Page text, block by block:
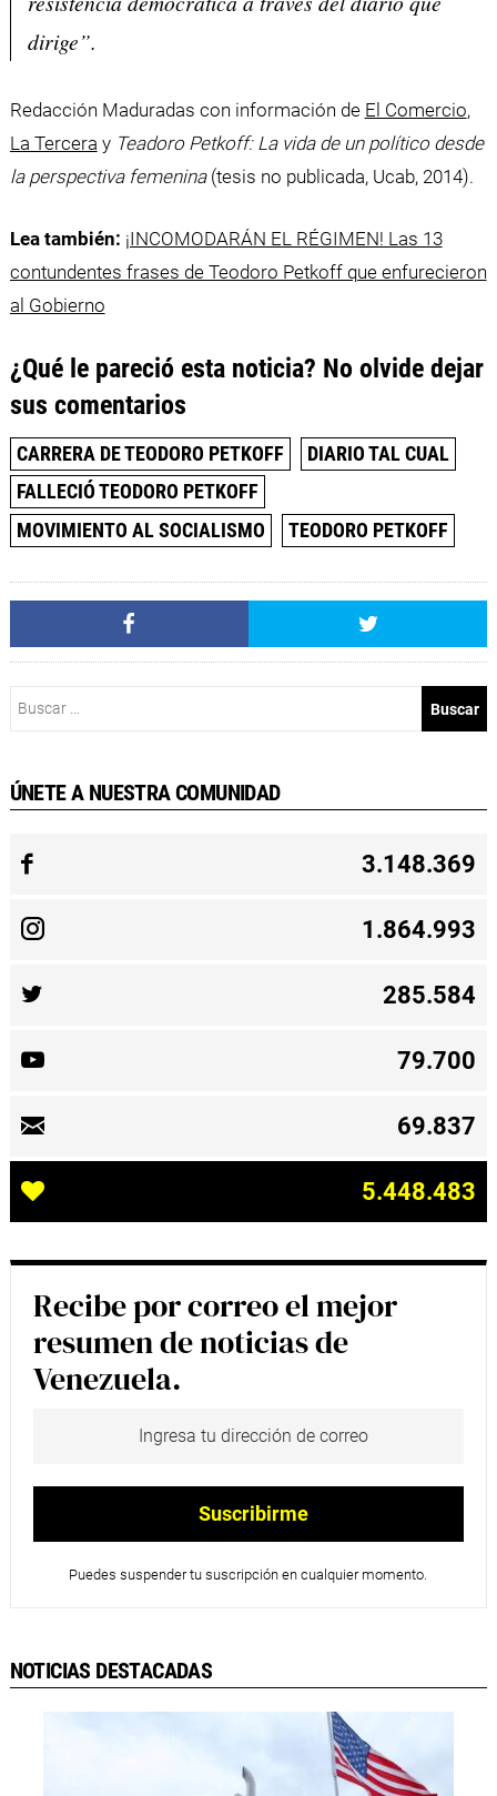
dirige”.
Redacción Maduradas con información de El Comercio,
La Tercera y Teadoro Petkoff: La vida de un político desde
la perspectiva femenina(tesis no publicada, Ucab, 2014).
Lea también: ¡INCOMODARÁN EL RÉGIMEN! Las 13
contundentes frases de Teodoro Petkoff que enfurecieron
al Gobierno
¿Qué le pareció esta noticia? No olvide dejar
sus comentarios
CARRERA DE TEODORO PETKOFF
DIARIO TAL CUAL
FALLECIÓ TEODORO PETKOFF
MOVIMIENTO AL SOCIALISMO
TEODORO PETKOFF
ÚNETE A NUESTRA COMUNIDAD
3.148.369
1.864.993
285.584
79.700
69.837
5.448.483
Recibe por correo el mejor
resumen de noticias de
Venezuela.
Puedes suspender tu suscripción en cualquier momento.
NOTICIAS DESTACADAS